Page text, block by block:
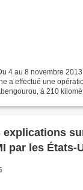
4 au 8 novembre
a effectué une
à 210
explications
par les États-